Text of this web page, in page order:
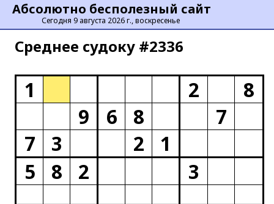
Абсолютно бесполезный сайт
Сегодня 9 августа 2026 г., воскресенье
Среднее cудоку #2336
1 2
8
9
6 8
7
7
3 2
1
5
8 2
3